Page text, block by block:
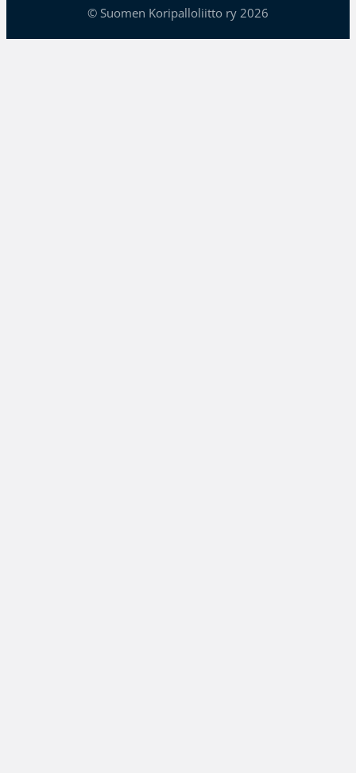
© Suomen Koripalloliitto ry 2026